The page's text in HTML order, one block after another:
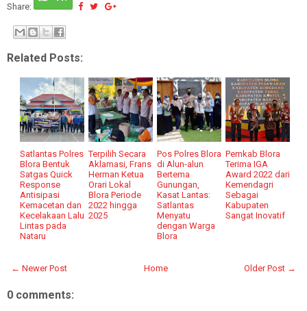
Share:
Related Posts:
Satlantas Polres
Blora Bentuk
Satgas Quick
Response
Antisipasi
Kemacetan dan
Kecelakaan Lalu
Lintas pada
Nataru
Terpilih Secara
Aklamasi, Frans
Herman Ketua
Orari Lokal
Blora Periode
2022 hingga
2025
Pos Polres Blora
di Alun-alun
Bertema
Gunungan,
Kasat Lantas:
Satlantas
Menyatu
dengan Warga
Blora
Pemkab Blora
Terima IGA
Award 2022 dari
Kemendagri
Sebagai
Kabupaten
Sangat Inovatif
← Newer Post Older Post →
Home
0 comments: